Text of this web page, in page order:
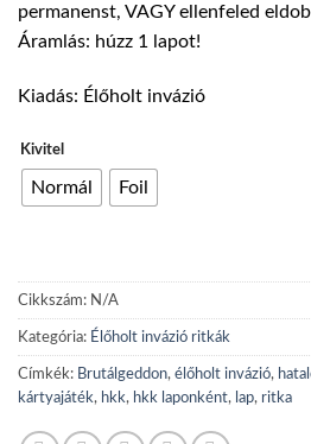
permanenst, VAGY ellenfeled
Áramlás: húzz 1 lapot!
Kiadás: Élőholt invázió
Kivitel
Normál Foil
Cikkszám: N/A
Kategória: Élőholt invázió ritkák
Címkék: Brutálgeddon, élőholt invázió,
kártyajáték, hkk, hkk laponként, lap, ritka